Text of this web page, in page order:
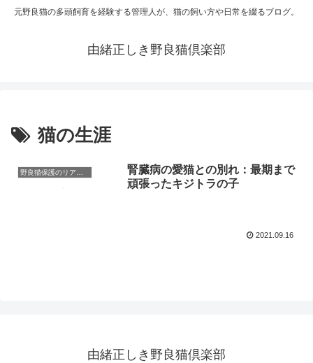
元野良猫の多頭飼育を経験する管理人が、猫の飼い方や日常を綴るブログ。
由緒正しき野良猫倶楽部
猫の生涯
腎臓病の愛猫との別れ：最期まで
頑張ったキジトラの子
2021.09.16
由緒正しき野良猫倶楽部